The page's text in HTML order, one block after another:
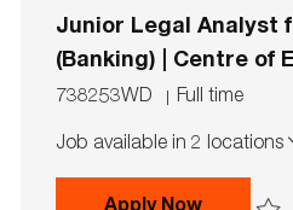
o
n
Junior Legal Analyst
(Banking) | Centre of
J
b
738253WD
J
b
Full time
Job available in 2 locations